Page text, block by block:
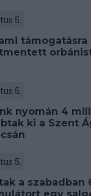
5.
támogatásra
5.
nyomán 4
ki a Szent
5.
a szabadban